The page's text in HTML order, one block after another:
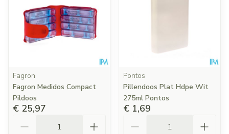
Fagron
Fagron Medidos Compact
Pildoos
€ 25,97
Pontos
Pillendoos Plat Hdpe Wit
275ml Pontos
€ 1,69